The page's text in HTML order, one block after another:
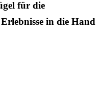
für die
in die Hand